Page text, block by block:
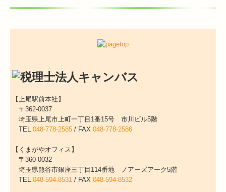
【上尾駅前本社】
〒362-0037
埼玉県上尾市上町一丁目1番15号 市川ビル5階
TEL048-778-2585 / FAX048-778-2586
【くまがやオフィス】
〒360-0032
埼玉県熊谷市銀座三丁目114番地 ノアーズアーク5階
TEL048-594-8531 / FAX048-594-8532